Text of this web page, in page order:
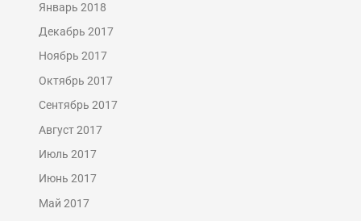
Январь 2018
Декабрь 2017
Ноябрь 2017
Октябрь 2017
Сентябрь 2017
Август 2017
Июль 2017
Июнь 2017
Май 2017